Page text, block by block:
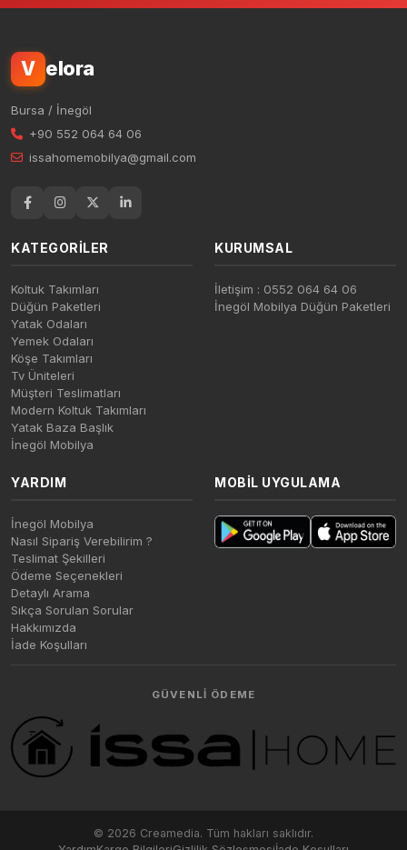
V elora
Bursa / İnegöl
+90 552 064 64 06
issahomemobilya@gmail.com
KATEGORILER
Koltuk Takımları
Düğün Paketleri
Yatak Odaları
Yemek Odaları
Köşe Takımları
Tv Üniteleri
Müşteri Teslimatları
Modern Koltuk Takımları
Yatak Baza Başlık
İnegöl Mobilya
KURUMSAL
İletişim : 0552 064 64 06
İnegöl Mobilya Düğün Paketleri
YARDIM
İnegöl Mobilya
Nasıl Sipariş Verebilirim ?
Teslimat Şekilleri
Ödeme Seçenekleri
Detaylı Arama
Sıkça Sorulan Sorular
Hakkımızda
İade Koşulları
MOBIL UYGULAMA
GÜVENLI ÖDEME
© 2026 Creamedia. Tüm hakları saklıdır.